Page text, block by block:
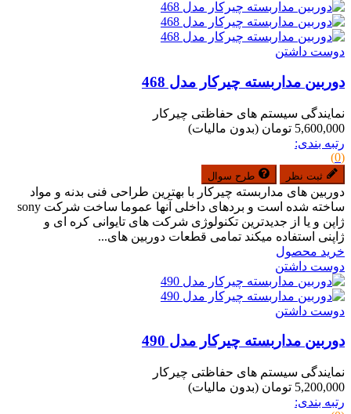
دوست داشتن
دوربین مداربسته چیرکار مدل 468
نمایندگی سیستم های حفاظتی چیرکار
5,600,000 تومان
(بدون مالیات)
رتبه بندی:
(0)
ثبت نظر طرح سوال
دوربین های مداربسته چیرکار با بهترین طراحی فنی بدنه و مواد
ساخته شده است و بردهای داخلی آنها عموما ساخت شرکت sony
ژاپن و یا از جدیدترین تکنولوژی شرکت های تایوانی کره ای و
ژاپنی استفاده میکند تمامی قطعات دوربین های...
خرید محصول
دوست داشتن
دوست داشتن
دوربین مداربسته چیرکار مدل 490
نمایندگی سیستم های حفاظتی چیرکار
5,200,000 تومان
(بدون مالیات)
رتبه بندی: